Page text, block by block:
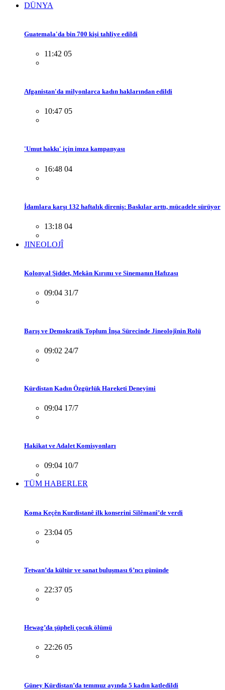
DÜNYA
Guatemala'da bin 700 kişi tahliye edildi
11:42 05
Afganistan'da milyonlarca kadın haklarından edildi
10:47 05
'Umut hakkı' için imza kampanyası
16:48 04
İdamlara karşı 132 haftalık direniş: Baskılar arttı, mücadele sürüyor
13:18 04
JINEOLOJÎ
Kolonyal Şiddet, Mekân Kırımı ve Sinemanın Hafızası
09:04 31/7
Barış ve Demokratik Toplum İnşa Sürecinde Jineolojînin Rolü
09:02 24/7
Kürdistan Kadın Özgürlük Hareketi Deneyimi
09:04 17/7
Hakikat ve Adalet Komisyonları
09:04 10/7
TÜM HABERLER
Koma Keçên Kurdistanê ilk konserini Silêmanî’de verdi
23:04 05
Tetwan’da kültür ve sanat buluşması 6’ncı gününde
22:37 05
Hewag’da şüpheli çocuk ölümü
22:26 05
Güney Kürdistan’da temmuz ayında 5 kadın katledildi